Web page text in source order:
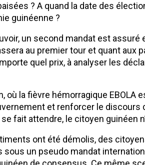
? A quand la date des
guinéenne ?
un second mandat est assuré
au premier tour et quant aux
quel prix, à analyser les
où la fièvre hémorragique EBOLA
et renforcer le discours
fait attendre, le citoyen guinéen
ont été démolis, des
sous un pseudo mandat